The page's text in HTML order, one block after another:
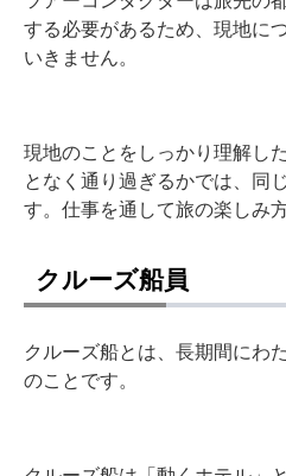
する必要があるため、現地に
いきません。
現地のことをしっかり理解し
となく通り過ぎるかでは、同
す。仕事を通して旅の楽しみ
クルーズ船員
クルーズ船とは、長期間にわ
のことです。